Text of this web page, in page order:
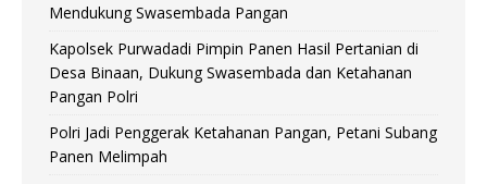
Mendukung Swasembada Pangan
Kapolsek Purwadadi Pimpin Panen Hasil Pertanian di
Desa Binaan, Dukung Swasembada dan Ketahanan
Pangan Polri
Polri Jadi Penggerak Ketahanan Pangan, Petani Subang
Panen Melimpah